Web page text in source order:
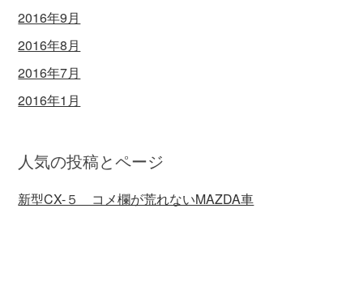
2016年9月
2016年8月
2016年7月
2016年1月
人気の投稿とページ
新型CX-５ コメ欄が荒れないMAZDA車